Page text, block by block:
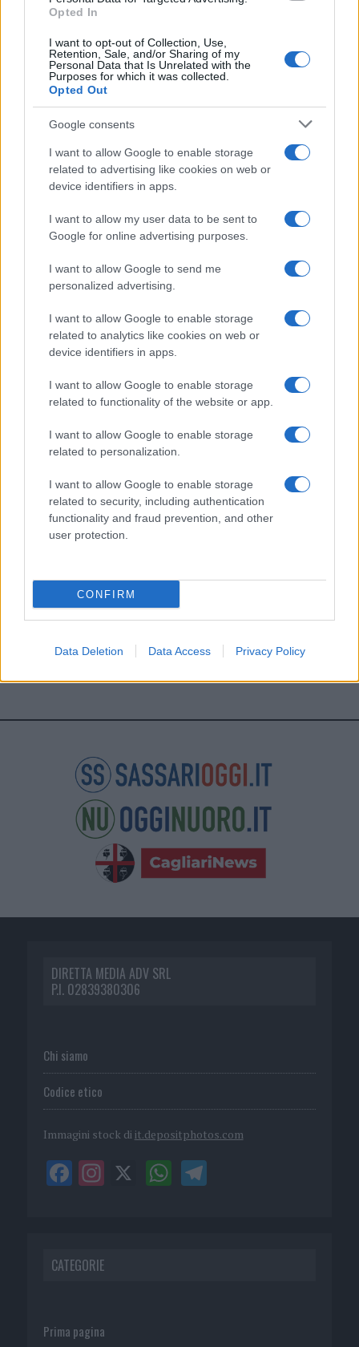
Opted In
I want to opt-out of Collection, Use,
Retention, Sale, and/or Sharing of my
Personal Data that Is Unrelated with the
Purposes for which it was collected.
Opted Out
Google consents
I want to allow Google to enable storage
related to advertising like cookies on web or
device identifiers in apps.
I want to allow my user data to be sent to
Google for online advertising purposes.
I want to allow Google to send me
personalized advertising.
I want to allow Google to enable storage
related to analytics like cookies on web or
device identifiers in apps.
I want to allow Google to enable storage
related to functionality of the website or app.
I want to allow Google to enable storage
related to personalization.
I want to allow Google to enable storage
related to security, including authentication
functionality and fraud prevention, and other
user protection.
CONFIRM
Data Deletion Data Access Privacy Policy
I nostri cari
Giovannimaria Cabras
Invia un Comunicato Stampa|Pubblicità Segnala
Vuoi rimanere sempre aggiornato?
Iscriviti alla newsletter di Gallura Oggi e ricevi le nostre
sul sito web!
*campo obbligatorio
Privacy
Utilizziamo Mailchimp come piattaforma di
marketing. Iscrivendoti alla newsletter accetti che le
tue informazioni siano trasferite a Mailchimp per
l'elaborazione.Leggi qui l'informativa sulla privacy
nostre e-mail.
DIRETTA MEDIA ADV SRL
P.I. 02839380306
Chi siamo
Codice etico
Immagini stock di it.depositphotos.com
CATEGORIE
Prima pagina